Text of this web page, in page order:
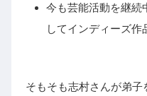
今も芸能活動を継続
してインディーズ作
そもそも志村さんが弟